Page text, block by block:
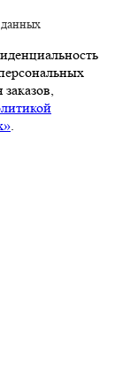
данных
.